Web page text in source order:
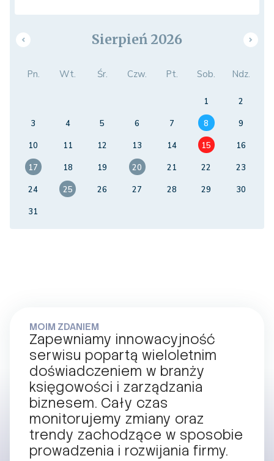
Sierpień 2026
Pn. Wt. Śr. Czw. Pt. Sob. Ndz.
1
2
3
4 5 6 7 8
9
10
11 12 13 14 15
16
17
18 19 20 21 22
23
24
25 26 27 28 29
30
31
MOIM ZDANIEM
Zapewniamy innowacyjność
serwisu popartą wieloletnim
doświadczeniem w branży
księgowości i zarządzania
biznesem. Cały czas
monitorujemy zmiany oraz
trendy zachodzące w sposobie
prowadzenia i rozwijania firmy.